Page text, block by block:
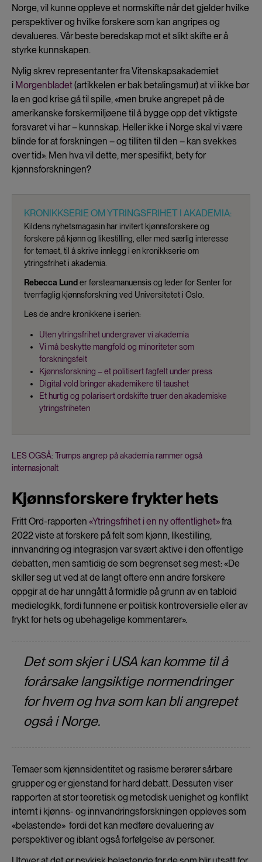
Norge, vil kunne oppleve et normskifte når det gjelder hvilke
perspektiver og hvilke forskere som kan angripes og
devalueres. Vår beste beredskap mot et slikt skifte er å
styrke kunnskapen.
Nylig skrev representanter fra Vitenskapsakademiet
i Morgenbladet(artikkelen er bak betalingsmur) at vi ikke bør
la en god krise gå til spille, «men bruke angrepet på de
amerikanske forskermiljøene til å bygge opp det viktigste
forsvaret vi har – kunnskap. Heller ikke i Norge skal vi være
blinde for at forskningen – og tilliten til den – kan svekkes
over tid». Men hva vil dette, mer spesifikt, bety for
kjønnsforskningen?
KRONIKKSERIE OM YTRINGSFRIHET I AKADEMIA:
Kildens nyhetsmagasin har invitert kjønnsforskere og
forskere på kjønn og likestilling, eller med særlig interesse
for temaet, til å skrive innlegg i en kronikkserie om
ytringsfrihet i akademia.
Rebecca Lund er førsteamanuensis og leder for Senter for
tverrfaglig kjønnsforskning ved Universitetet i Oslo.
Les de andre kronikkene i serien:
Uten ytringsfrihet undergraver vi akademia
Vi må beskytte mangfold og minoriteter som
forskningsfelt
Kjønnsforskning – et politisert fagfelt under press
Digital vold bringer akademikere til taushet
Et hurtig og polarisert ordskifte truer den akademiske
ytringsfriheten
LES OGSÅ: Trumps angrep på akademia rammer også
internasjonalt
Kjønnsforskere frykter hets
Fritt Ord-rapporten «Ytringsfrihet i en ny offentlighet»fra
2022 viste at forskere på felt som kjønn, likestilling,
innvandring og integrasjon var svært aktive i den offentlige
debatten, men samtidig de som begrenset seg mest: «De
skiller seg ut ved at de langt oftere enn andre forskere
oppgir at de har unngått å formidle på grunn av en tabloid
medielogikk, fordi funnene er politisk kontroversielle eller av
frykt for hets og ubehagelige kommentarer».
Det som skjer i USA kan komme til å
forårsake langsiktige normendringer
for hvem og hva som kan bli angrepet
også i Norge.
Temaer som kjønnsidentitet og rasisme berører sårbare
grupper og er gjenstand for hard debatt. Dessuten viser
rapporten at stor teoretisk og metodisk uenighet og konflikt
internti kjønns- og innvandringsforskningen oppleves som
«belastende» fordi det kan medføre devaluering av
perspektiver og iblant også forfølgelse av personer.